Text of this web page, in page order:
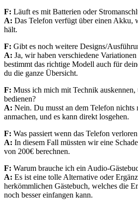
F: Läuft es mit Batterien oder
A: Das Telefon verfügt über einen Akku,
hält.
F: Gibt es noch weitere Designs/
A: Ja, wir haben verschiedene
bestimmt das richtige Modell auch für
du die ganze Übersicht.
F: Muss ich mich mit Technik auskennen,
bedienen?
A: Nein. Du musst an dem Telefon nichts
anmachen, und es kann direkt losgehen.
F: Was passiert wenn das Telefon verloren
A: In diesem Fall müssten wir eine
von 200€ berechnen.
F: Warum brauche ich ein Audio-
A: Es ist eine tolleAlternative oder
herkömmlichen Gästebuch, welches die
noch besser einfangen kann.